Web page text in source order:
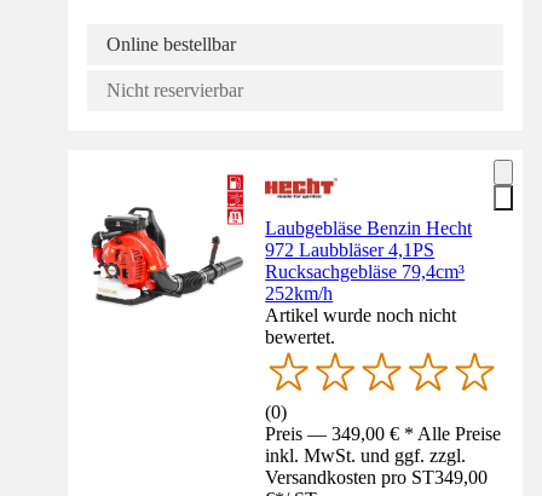
Online bestellbar
Nicht reservierbar
Laubgebläse Benzin Hecht
972 Laubbläser 4,1PS
Rucksachgebläse 79,4cm³
252km/h
Artikel wurde noch nicht
bewertet.
(0)
Preis — 349,00 € * Alle Preise
inkl. MwSt. und ggf. zzgl.
Versandkosten pro ST349,00